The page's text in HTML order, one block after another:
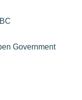
Government